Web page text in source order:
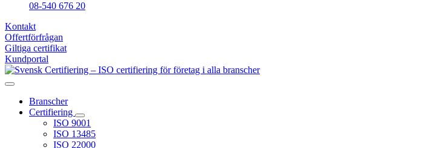
08-540 676 20
Kontakt
Offertförfrågan
Giltiga certifikat
Kundportal
Branscher
Certifiering
ISO 9001
ISO 13485
ISO 22000